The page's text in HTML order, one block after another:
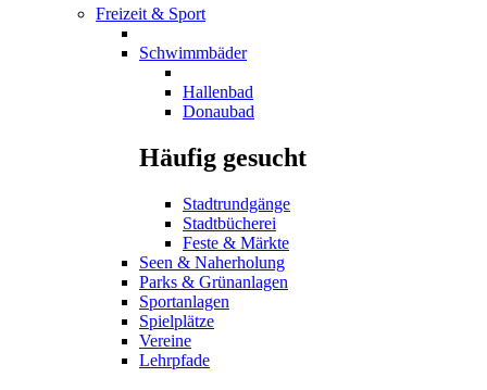
Freizeit & Sport
Schwimmbäder
Hallenbad
Donaubad
Häufig gesucht
Stadtrundgänge
Stadtbücherei
Feste & Märkte
Seen & Naherholung
Parks & Grünanlagen
Sportanlagen
Spielplätze
Vereine
Lehrpfade